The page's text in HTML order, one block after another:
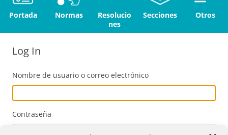
Portada Normas
Resolucio
nes
Secciones Otros
Log In
Nombre de usuario o correo electrónico
Contraseña